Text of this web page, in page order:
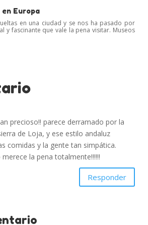
Europa
en una ciudad y se nos ha pasado por
y fascinante que vale la pena visitar. Museos
precioso!! parece derramado por la
de Loja, y ese estilo andaluz
comidas y la gente tan simpática.
la pena totalmente!!!!!!
Responder